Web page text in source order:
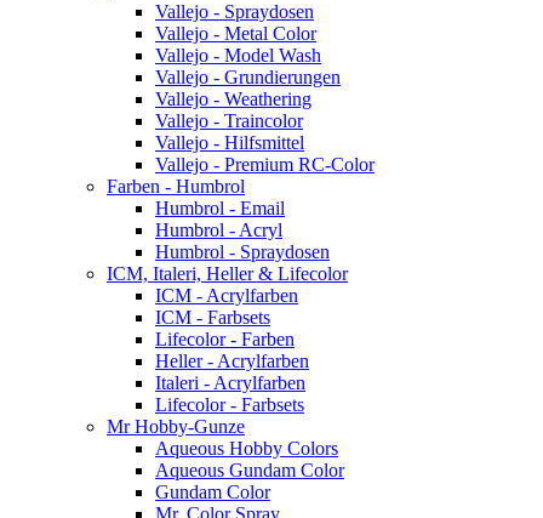
Vallejo - Spraydosen
Vallejo - Metal Color
Vallejo - Model Wash
Vallejo - Grundierungen
Vallejo - Weathering
Vallejo - Traincolor
Vallejo - Hilfsmittel
Vallejo - Premium RC-Color
Farben - Humbrol
Humbrol - Email
Humbrol - Acryl
Humbrol - Spraydosen
ICM, Italeri, Heller & Lifecolor
ICM - Acrylfarben
ICM - Farbsets
Lifecolor - Farben
Heller - Acrylfarben
Italeri - Acrylfarben
Lifecolor - Farbsets
Mr Hobby-Gunze
Aqueous Hobby Colors
Aqueous Gundam Color
Gundam Color
Mr. Color Spray